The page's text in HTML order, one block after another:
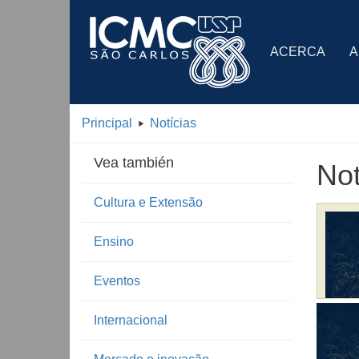
ACERCA
Principal Notícias
Vea también
Cultura e Extensão
Ensino
Eventos
Internacional